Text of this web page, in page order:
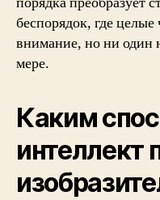
беспорядок, где
внимание, но ни один
мере.
Каким
интеллект